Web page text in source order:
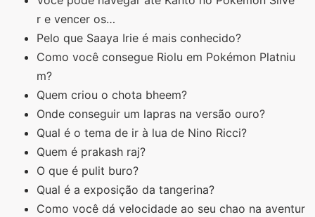
r e vencer os…
Pelo que Saaya Irie é mais conhecido?
Como você consegue Riolu em Pokémon Platniu
m?
Quem criou o chota bheem?
Onde conseguir um lapras na versão ouro?
Qual é o tema de ir à lua de Nino Ricci?
Quem é prakash raj?
O que é pulit buro?
Qual é a exposição da tangerina?
Como você dá velocidade ao seu chao na aventur